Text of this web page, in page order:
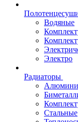
Водяные
Электро
Радиаторы
Стальные